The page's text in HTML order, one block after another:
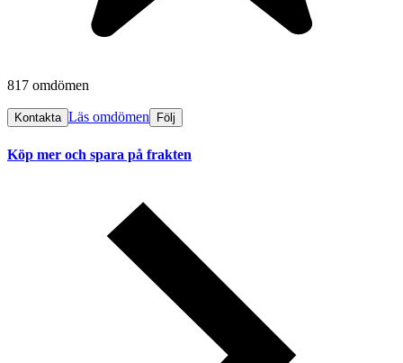
817 omdömen
Kontakta Läs omdömen Följ
Köp mer och spara på frakten